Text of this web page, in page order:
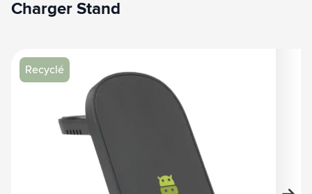
Recyclé
Image principale
Cliquez pour voir l'image en plein écran
Charger Stand